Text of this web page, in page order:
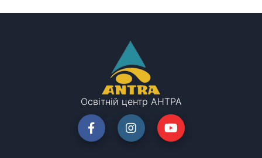
Освітній центр АНТРА